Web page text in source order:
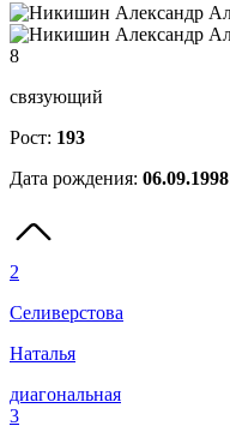
8
связующий
Рост: 193
Дата рождения: 06.09.1998
2
Селиверстова
Наталья
диагональная
3